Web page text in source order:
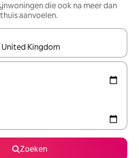
die ook na meer dan
aanvoelen.
beschikbaar zijn, maak je een keuze
Zoeken